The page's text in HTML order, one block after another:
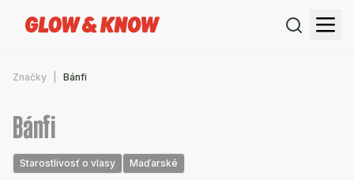
Značky Bánfi
Bánfi
Starostlivosť o vlasy Maďarské